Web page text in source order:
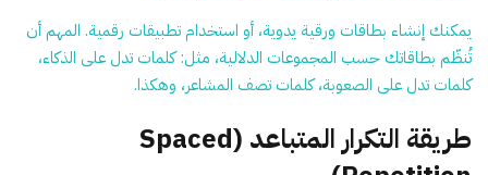
يمكنك إنشاء بطاقات ورقية يدوية، أو استخدام تطبيقات رقمية. المهم أن
تُنظّم بطاقاتك حسب المجموعات الدلالية، مثل: كلمات تدل على الذكاء،
كلمات تدل على الصعوبة، كلمات تصف المشاعر، وهكذا.
طريقة التكرار المتباعد (Spaced